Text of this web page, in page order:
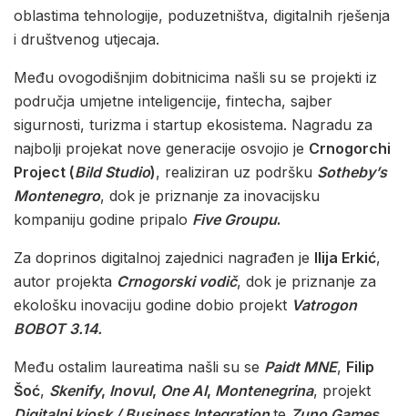
oblastima tehnologije, poduzetništva, digitalnih rješenja
i društvenog utjecaja.
Među ovogodišnjim dobitnicima našli su se projekti iz
područja umjetne inteligencije, fintecha, sajber
sigurnosti, turizma i startup ekosistema. Nagradu za
najbolji projekat nove generacije osvojio je Crnogorchi
Project (Bild Studio), realiziran uz podršku Sotheby’s
Montenegro, dok je priznanje za inovacijsku
kompaniju godine pripalo Five Groupu.
Za doprinos digitalnoj zajednici nagrađen je Ilija Erkić,
autor projekta Crnogorski vodič, dok je priznanje za
ekološku inovaciju godine dobio projekt Vatrogon
BOBOT 3.14.
Među ostalim laureatima našli su se Paidt MNE, Filip
Šoć, Skenify, Inovul, One AI, Montenegrina, projekt